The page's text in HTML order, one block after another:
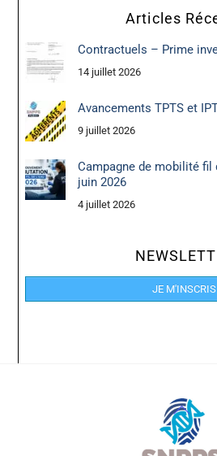
Articles
Contractuels – Prime
14 juillet 2026
Avancements TPTS et
9 juillet 2026
Campagne de mobilité fil
juin 2026
4 juillet 2026
JE M'INSCRIS
Back
To
Top